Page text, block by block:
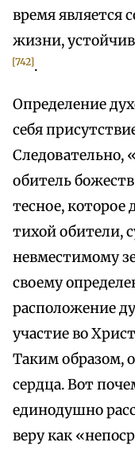
время является
жизни,
[742].
Определение
себя
Следовательно,
обитель
тесное, которое
тихой обители,
невместимому
своему
расположение
участие во
Таким образом,
сердца. Вот
единодушно
веру как